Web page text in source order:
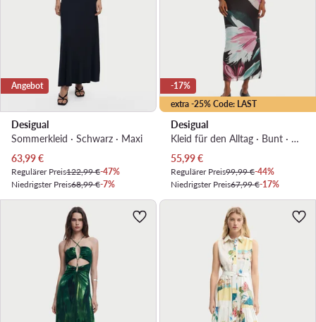
Angebot
Desigual
Sommerkleid · Schwarz · Maxi
Aktueller Preis
63,99€
Regulärer Preis122,99 €-47%
Niedrigster Preis68,99 €-7%
extra -25% Code: LAST
-17%
Desigual
Kleid für den Alltag · Bunt · Midi
Aktueller Preis
55,99€
Regulärer Preis99,99 €-44%
Niedrigster Preis67,99 €-17%